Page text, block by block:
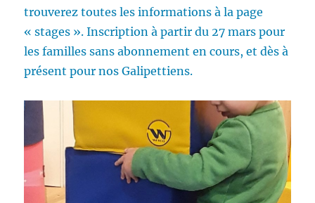
trouverez toutes les informations à la page
« stages ». Inscription à partir du 27 mars pour
les familles sans abonnement en cours, et dès à
présent pour nos Galipettiens.